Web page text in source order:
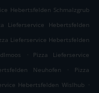
Hebertsfelden Schmalzgrub
Lieferservice Hebertsfelden
Lieferservice Hebertsfelden
.
Pizza Lieferservice
Neuhofen .
Pizza
Hebertsfelden Wislhub .